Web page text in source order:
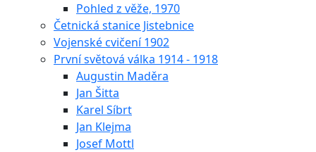
Pohled z věže, 1970
Četnická stanice Jistebnice
Vojenské cvičení 1902
První světová válka 1914 - 1918
Augustin Maděra
Jan Šitta
Karel Síbrt
Jan Klejma
Josef Mottl